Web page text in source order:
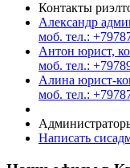
Контакты
Александр
моб. тел.:
Антон юрист,
моб. тел.:
Алина юрист-
моб. тел.:
Написать